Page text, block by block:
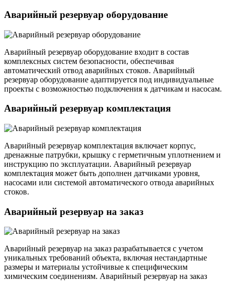
Аварийный резервуар оборудование
Аварийный резервуар оборудование входит в состав
комплексных систем безопасности, обеспечивая
автоматический отвод аварийных стоков. Аварийный
резервуар оборудование адаптируется под индивидуальные
проекты с возможностью подключения к датчикам и насосам.
Аварийный резервуар комплектация
Аварийный резервуар комплектация включает корпус,
дренажные патрубки, крышку с герметичным уплотнением и
инструкцию по эксплуатации. Аварийный резервуар
комплектация может быть дополнен датчиками уровня,
насосами или системой автоматического отвода аварийных
стоков.
Аварийный резервуар на заказ
Аварийный резервуар на заказ разрабатывается с учетом
уникальных требований объекта, включая нестандартные
размеры и материалы устойчивые к специфическим
химическим соединениям. Аварийный резервуар на заказ